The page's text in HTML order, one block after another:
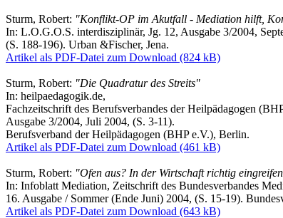
Sturm, Robert: "Konflikt-OP im Akutfall - Mediation hilft,
In: L.O.G.O.S. interdisziplinär, Jg. 12, Ausgabe 3/2004,
(S. 188-196). Urban &Fischer, Jena.
Artikel als PDF-Datei zum Download (824 kB)
Sturm, Robert: "Die Quadratur des Streits"
In: heilpaedagogik.de,
Fachzeitschrift des Berufsverbandes der Heilpädagogen
Ausgabe 3/2004, Juli 2004, (S. 3-11).
Berufsverband der Heilpädagogen (BHP e.V.), Berlin.
Artikel als PDF-Datei zum Download (461 kB)
Sturm, Robert: "Ofen aus? In der Wirtschaft richtig
In: Infoblatt Mediation, Zeitschrift des Bundesverbandes
16. Ausgabe / Sommer (Ende Juni) 2004, (S. 15-19).
Artikel als PDF-Datei zum Download (643 kB)